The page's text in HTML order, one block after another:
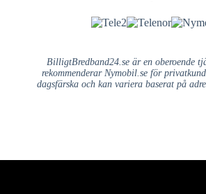
BilligtBredband24.se är en oberoende
rekommenderar Nymobil.se för
dagsfärska och kan variera baserat på